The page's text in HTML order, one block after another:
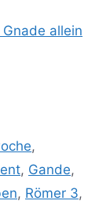
Gnade allein
,
, Gande,
, Römer 3,